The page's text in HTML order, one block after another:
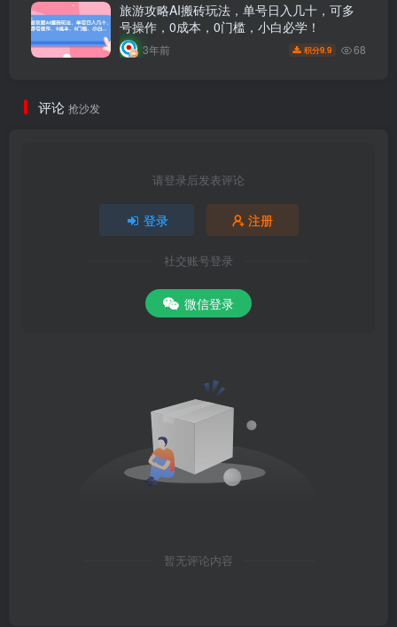
旅游攻略AI搬砖玩法，单号日入几十，可多
号操作，0成本，0门槛，小白必学！
3年前 积分9.9 68
评论 抢沙发
请登录后发表评论
登录 注册
社交账号登录
微信登录
暂无评论内容